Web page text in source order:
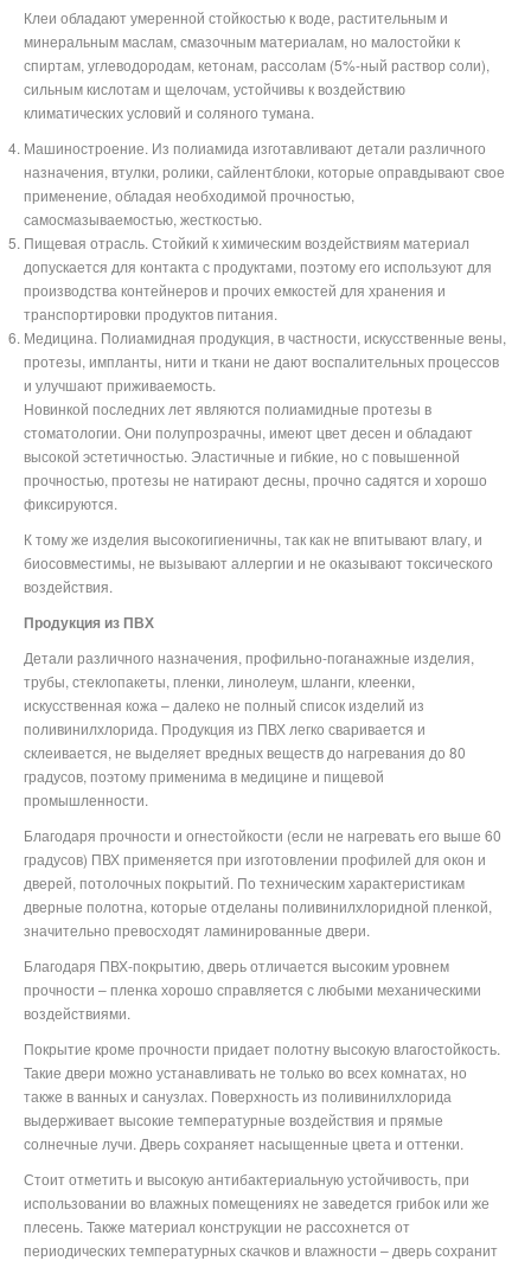
Клеи обладают умеренной стойкостью к воде, растительным и
минеральным маслам, смазочным материалам, но малостойки к
спиртам, углеводородам, кетонам, рассолам (5%-ный раствор соли),
сильным кислотам и щелочам, устойчивы к воздействию
климатических условий и соляного тумана.
Машиностроение. Из полиамида изготавливают детали различного
назначения, втулки, ролики, сайлентблоки, которые оправдывают свое
применение, обладая необходимой прочностью,
самосмазываемостью, жесткостью.
Пищевая отрасль. Стойкий к химическим воздействиям материал
допускается для контакта с продуктами, поэтому его используют для
производства контейнеров и прочих емкостей для хранения и
транспортировки продуктов питания.
Медицина. Полиамидная продукция, в частности, искусственные вены,
протезы, импланты, нити и ткани не дают воспалительных процессов
и улучшают приживаемость.
Новинкой последних лет являются полиамидные протезы в
стоматологии. Они полупрозрачны, имеют цвет десен и обладают
высокой эстетичностью. Эластичные и гибкие, но с повышенной
прочностью, протезы не натирают десны, прочно садятся и хорошо
фиксируются.
К тому же изделия высокогигиеничны, так как не впитывают влагу, и
биосовместимы, не вызывают аллергии и не оказывают токсического
воздействия.
Продукция из ПВХ
Детали различного назначения, профильно-поганажные изделия,
трубы, стеклопакеты, пленки, линолеум, шланги, клеенки,
искусственная кожа – далеко не полный список изделий из
поливинилхлорида. Продукция из ПВХ легко сваривается и
склеивается, не выделяет вредных веществ до нагревания до 80
градусов, поэтому применима в медицине и пищевой
промышленности.
Благодаря прочности и огнестойкости (если не нагревать его выше 60
градусов) ПВХ применяется при изготовлении профилей для окон и
дверей, потолочных покрытий. По техническим характеристикам
дверные полотна, которые отделаны поливинилхлоридной пленкой,
значительно превосходят ламинированные двери.
Благодаря ПВХ-покрытию, дверь отличается высоким уровнем
прочности – пленка хорошо справляется с любыми механическими
воздействиями.
Покрытие кроме прочности придает полотну высокую влагостойкость.
Такие двери можно устанавливать не только во всех комнатах, но
также в ванных и санузлах. Поверхность из поливинилхлорида
выдерживает высокие температурные воздействия и прямые
солнечные лучи. Дверь сохраняет насыщенные цвета и оттенки.
Стоит отметить и высокую антибактериальную устойчивость, при
использовании во влажных помещениях не заведется грибок или же
плесень. Также материал конструкции не рассохнется от
периодических температурных скачков и влажности – дверь сохранит